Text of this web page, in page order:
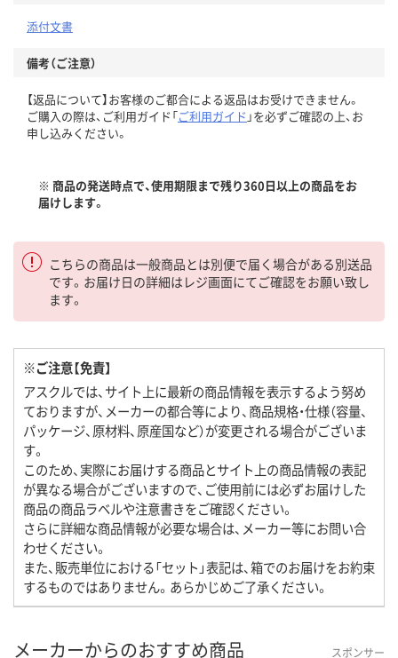
添付文書
備考（ご注意）
【返品について】お客様のご都合による返品はお受けできません。
ご購入の際は、ご利用ガイド「ご利用ガイド 」を必ずご確認の上、お
申し込みください。
※ 商品の発送時点で、使用期限まで残り360日以上の商品をお
届けします。
こちらの商品は一般商品とは別便で届く場合がある別送品
です。お届け日の詳細はレジ画面にてご確認をお願い致し
ます。
※ご注意【免責】
アスクルでは、サイト上に最新の商品情報を表示するよう努め
ておりますが、メーカーの都合等により、商品規格・仕様（容量、
パッケージ、原材料、原産国など）が変更される場合がございま
す。
このため、実際にお届けする商品とサイト上の商品情報の表記
が異なる場合がございますので、ご使用前には必ずお届けした
商品の商品ラベルや注意書きをご確認ください。
さらに詳細な商品情報が必要な場合は、メーカー等にお問い合
わせください。
また、販売単位における「セット」表記は、箱でのお届けをお約束
するものではありません。あらかじめご了承ください。
メーカーからのおすすめ商品 スポンサー